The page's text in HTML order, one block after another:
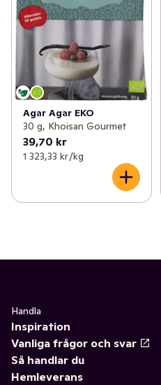
Agar Agar EKO
30 g, Khoisan Gourmet
39,70 kr
1 323,33 kr /kg
Handla
Inspiration
Vanliga frågor och svar
Så handlar du
Hemleverans